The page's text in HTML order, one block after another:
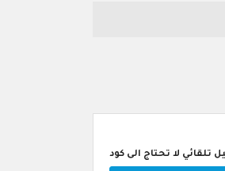
تلقائي لا تحتاج الى كود